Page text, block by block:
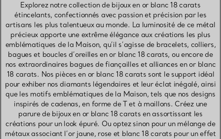
Explorez notre collection de bijoux en or blanc 18 carats
étincelants, confectionnés avec passion et précision par les
artisans les plus talentueux au monde. La luminosité de ce métal
précieux apporte une extrême élégance aux créations les plus
emblématiques de la Maison, qu’il s’agisse de bracelets, colliers,
bagues et boucles d’oreilles en or blanc 18 carats, ou encore de
nos extraordinaires bagues de fiançailles et alliances en or blanc
18 carats. Nos pièces en or blanc 18 carats sont le support idéal
pour exhiber nos diamants légendaires et leur éclat inégalé, ainsi
que les motifs emblématiques de la Maison, tels que nos designs
inspirés de cadenas, en forme de T et à maillons. Créez une
parure de bijoux en or blanc 18 carats en assortissant les
créations pour un look épuré. Ou optez sinon pour un mélange de
métaux associant l’or jaune, rose et blanc 18 carats pour un effet